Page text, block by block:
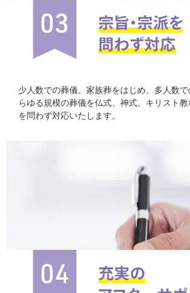
少人数での葬儀、家族葬をはじめ、多人数
らゆる規模の葬儀を仏式、神式、キリスト
を問わず対応いたします。